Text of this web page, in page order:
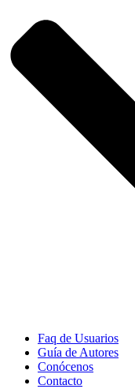
Faq de Usuarios
Guía de Autores
Conócenos
Contacto